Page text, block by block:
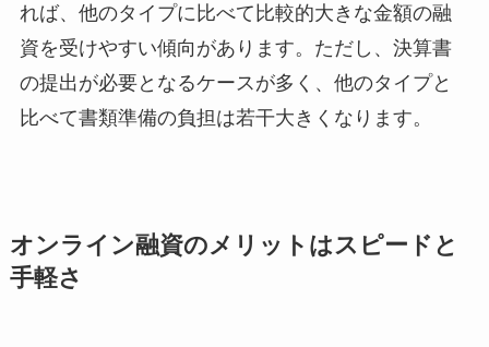
れば、他のタイプに比べて比較的大きな金額の融
資を受けやすい傾向があります。ただし、決算書
の提出が必要となるケースが多く、他のタイプと
比べて書類準備の負担は若干大きくなります。
オンライン融資のメリットはスピードと
手軽さ